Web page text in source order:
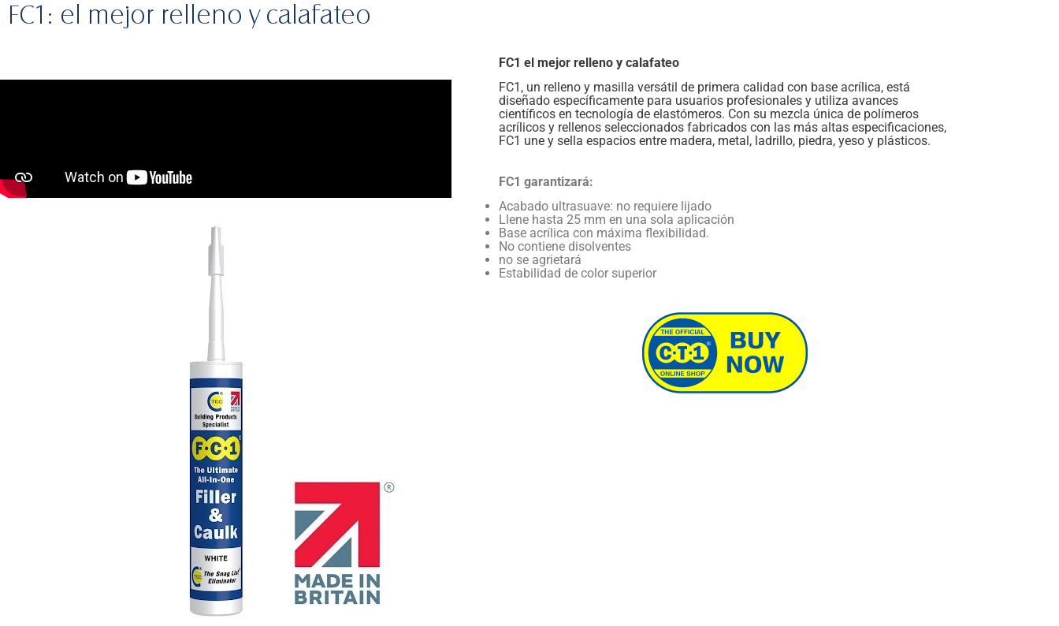
FC1: el mejor relleno y calafateo
FC1 el mejor relleno y calafateo
FC1, un relleno y masilla versátil de primera calidad con base acrílica, está
diseñado específicamente para usuarios profesionales y utiliza avances
científicos en tecnología de elastómeros. Con su mezcla única de polímeros
acrílicos y rellenos seleccionados fabricados con las más altas especificaciones,
FC1 une y sella espacios entre madera, metal, ladrillo, piedra, yeso y plásticos.
FC1 garantizará:
Acabado ultrasuave: no requiere lijado
Llene hasta 25 mm en una sola aplicación
Base acrílica con máxima flexibilidad.
No contiene disolventes
no se agrietará
Estabilidad de color superior